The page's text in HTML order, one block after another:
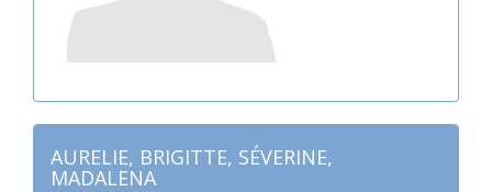
AURELIE, BRIGITTE, SÉVERINE,
MADALENA